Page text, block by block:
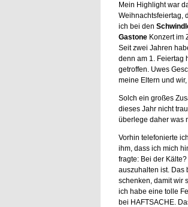
Mein Highlight war
Weihnachtsfeiertag,
ich bei den
Gastone Konzert im
Seit zwei Jahren
denn am 1. Feiertag
getroffen. Uwes
meine Eltern und
Solch ein großes
dieses Jahr nicht
überlege daher was
Vorhin telefonierte
ihm, dass ich mich
fragte: Bei der
auszuhalten ist. Das
schenken, damit wir
ich habe eine tolle
bei HAFTSACHE.